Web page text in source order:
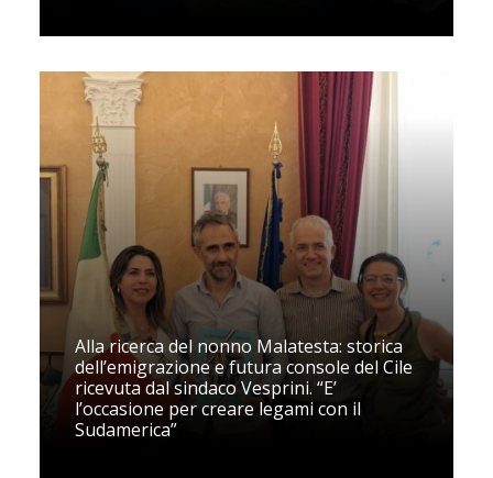
Alla ricerca del nonno Malatesta: storica
dell’emigrazione e futura console del Cile
ricevuta dal sindaco Vesprini. “E’
l’occasione per creare legami con il
Sudamerica”